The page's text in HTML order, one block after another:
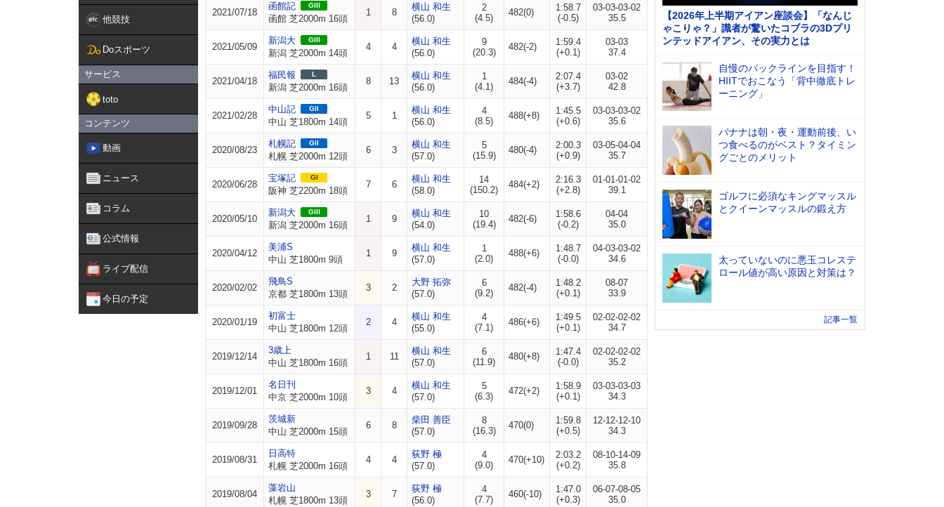
他競技
Doスポーツ
サービス
toto
コンテンツ
動画
ニュース
コラム
公式情報
ライブ配信
今日の予定
2021/07/18
函館記 GIII
函館 芝2000m 16頭
1 8
横山 和生
(56.0)
2
(4.5)
482(0)
1:58.7
(-0.5)
03-03-03-02
35.5
2021/05/09
新潟大 GIII
新潟 芝2000m 14頭
4 4
横山 和生
(56.0)
9
(20.3)
482(-2)
1:59.4
(+0.1)
03-03
37.4
2021/04/18
福民報 L
新潟 芝2000m 16頭
8 13
横山 和生
(56.0)
1
(4.1)
484(-4)
2:07.4
(+3.7)
03-02
42.8
2021/02/28
中山記 GII
中山 芝1800m 14頭
5 1
横山 和生
(56.0)
4
(8.5)
488(+8)
1:45.5
(+0.6)
03-03-03-02
35.6
2020/08/23
札幌記 GII
札幌 芝2000m 12頭
6 3
横山 和生
(57.0)
5
(15.9)
480(-4)
2:00.3
(+0.9)
03-05-04-04
35.7
2020/06/28
宝塚記 GI
阪神 芝2200m 18頭
7 6
横山 和生
(58.0)
14
(150.2)
484(+2)
2:16.3
(+2.8)
01-01-01-02
39.1
2020/05/10
新潟大 GIII
新潟 芝2000m 16頭
1 9
横山 和生
(54.0)
10
(19.4)
482(-6)
1:58.6
(-0.2)
04-04
35.0
2020/04/12
美浦S
中山 芝1800m 9頭
1 9
横山 和生
(57.0)
1
(2.0)
488(+6)
1:48.7
(-0.0)
04-03-03-02
34.6
2020/02/02
飛鳥S
京都 芝1800m 13頭
3 2
大野 拓弥
(57.0)
6
(9.2)
482(-4)
1:48.2
(+0.1)
08-07
33.9
2020/01/19
初富士
中山 芝1800m 12頭
2 4
横山 和生
(55.0)
4
(7.1)
486(+6)
1:49.5
(+0.1)
02-02-02-02
34.7
2019/12/14
3歳上
中山 芝1800m 16頭
1 11
横山 和生
(57.0)
6
(11.9)
480(+8)
1:47.4
(-0.0)
02-02-02-02
35.2
2019/12/01
名日刊
中京 芝2000m 10頭
3 4
横山 和生
(57.0)
5
(6.3)
472(+2)
1:58.9
(+0.1)
03-03-03-03
34.3
2019/09/28
茨城新
中山 芝2000m 15頭
6 8
柴田 善臣
(57.0)
8
(16.3)
470(0)
1:59.8
(+0.5)
12-12-12-10
34.3
2019/08/31
日高特
札幌 芝2000m 16頭
4 4
荻野 極
(57.0)
4
(9.0)
470(+10)
2:03.2
(+0.2)
08-10-14-09
35.8
2019/08/04
藻岩山
札幌 芝1800m 13頭
3 7
荻野 極
(56.0)
4
(7.7)
460(-10)
1:47.0
(+0.3)
06-07-08-05
35.0
【2026年上半期アイアン座談会】「なんじ
ゃこりゃ？」識者が驚いたコブラの3Dプリ
ンテッドアイアン、その実力とは
自慢のバックラインを目指す！
HIITでおこなう「背中徹底トレ
ーニング」
バナナは朝・夜・運動前後、い
つ食べるのがベスト？タイミン
グごとのメリット
ゴルフに必須なキングマッスル
とクイーンマッスルの鍛え方
太っていないのに悪玉コレステ
ロール値が高い原因と対策は？
記事一覧